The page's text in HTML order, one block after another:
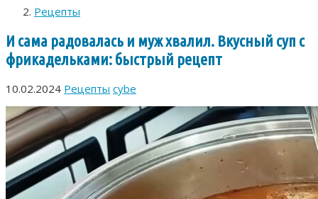
Рецепты
И сама радовалась и муж хвалил. Вкусный суп с
фрикадельками: быстрый рецепт
10.02.2024 Рецепты cybe